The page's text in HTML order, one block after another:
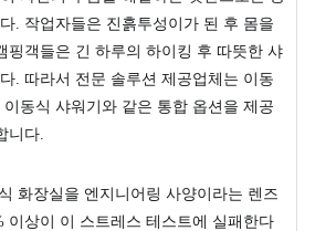
. 작업자들은 진흙투성이가 된 후 몸을
핑객들은 긴 하루의 하이킹 후 따뜻한 샤
. 따라서 전문 솔루션 제공업체는 이동
이동식 샤워기와 같은 통합 옵션을 제공
니다.
화장실을 엔지니어링 사양이라는 렌즈
이상이 이 스트레스 테스트에 실패한다